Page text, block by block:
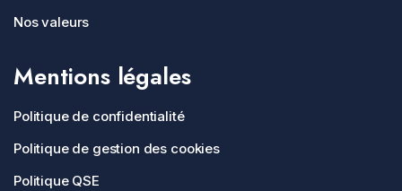
Nos valeurs
Mentions légales
Politique de confidentialité
Politique de gestion des cookies
Politique QSE